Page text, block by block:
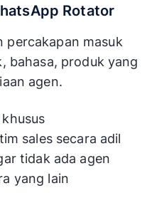
Rotator
percakapan masuk
bahasa, produk yang
agen.
sales secara adil
tidak ada agen
yang lain